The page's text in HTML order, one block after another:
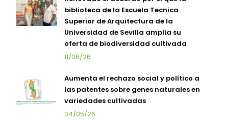
biblioteca de la Escuela Tecnica
Superior de Arquitectura de la
Universidad de Sevilla amplia su
oferta de biodiversidad cultivada
11/06/26
Aumenta el rechazo social y político a
las patentes sobre genes naturales en
variedades cultivadas
04/05/26